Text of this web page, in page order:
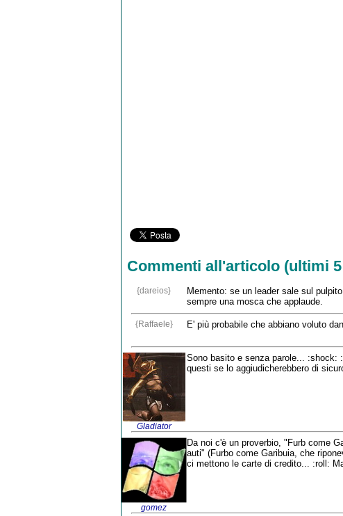
Commenti all'articolo (ultimi
{dareios}
Memento: se un leader sale sul
sempre una mosca che applaude.
{Raffaele} E' più probabile che abbiano voluto
Gladiator
Sono basito e senza parole...
questi se lo aggiudicherebbero di
gomez
Da noi c'è un proverbio, "Furb come
auti" (Furbo come Garibuia, che
ci mettono le carte di credito... :roll: